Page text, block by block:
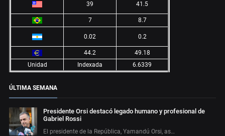
39 41.5
7 8.7
0.02 0.2
44.2
49.18
Unidad
Indexada 6.6339
ÚLTIMA SEMANA
Presidente Orsi destacó legado humano y profesional de
Gabriel Rossi
El presidente de la República, Yamandú Orsi, as…